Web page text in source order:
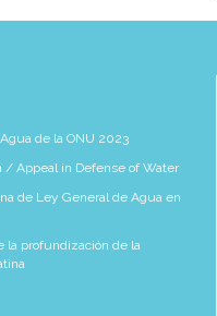
de la ONU 2023
/ Appeal in Defense of Water
de Ley General de Agua en
la profundización de la